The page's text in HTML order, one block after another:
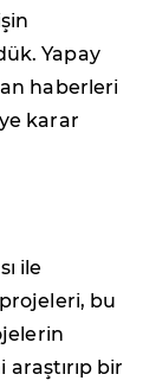
Yapay
haberleri
karar
ile
bu
bir